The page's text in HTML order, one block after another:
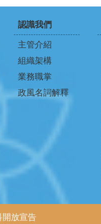
認識我們
主管介紹
組織架構
業務職掌
政風名詞解釋
開放宣告